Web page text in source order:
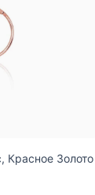
Красное Золото